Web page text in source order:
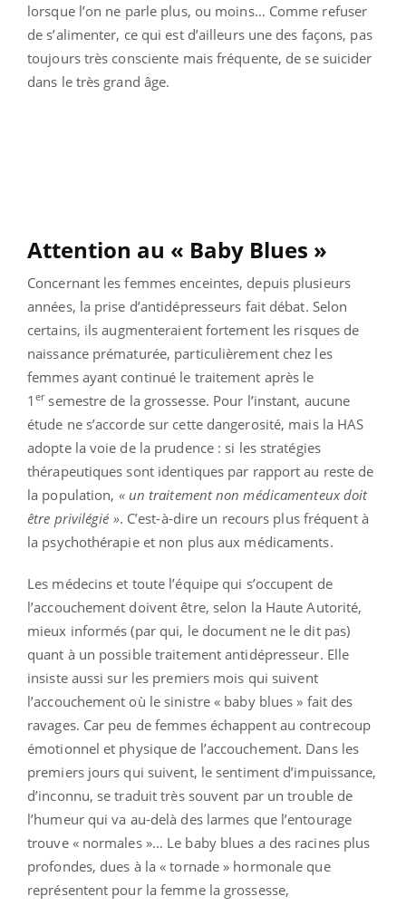
lorsque l’on ne parle plus, ou moins… Comme refuser
de s’alimenter, ce qui est d’ailleurs une des façons, pas
toujours très consciente mais fréquente, de se suicider
dans le très grand âge.
Attention au « Baby Blues »
Concernant les femmes enceintes, depuis plusieurs
années, la prise d’antidépresseurs fait débat. Selon
certains, ils augmenteraient fortement les risques de
naissance prématurée, particulièrement chez les
femmes ayant continué le traitement après le
1ersemestre de la grossesse. Pour l’instant, aucune
étude ne s’accorde sur cette dangerosité, mais la HAS
adopte la voie de la prudence : si les stratégies
thérapeutiques sont identiques par rapport au reste de
la population, « un traitement non médicamenteux doit
être privilégié ». C’est-à-dire un recours plus fréquent à
la psychothérapie et non plus aux médicaments.
Les médecins et toute l’équipe qui s’occupent de
l’accouchement doivent être, selon la Haute Autorité,
mieux informés (par qui, le document ne le dit pas)
quant à un possible traitement antidépresseur. Elle
insiste aussi sur les premiers mois qui suivent
l’accouchement où le sinistre « baby blues » fait des
ravages. Car peu de femmes échappent au contrecoup
émotionnel et physique de l’accouchement. Dans les
premiers jours qui suivent, le sentiment d’impuissance,
d’inconnu, se traduit très souvent par un trouble de
l’humeur qui va au-delà des larmes que l’entourage
trouve « normales »… Le baby blues a des racines plus
profondes, dues à la « tornade » hormonale que
représentent pour la femme la grossesse,